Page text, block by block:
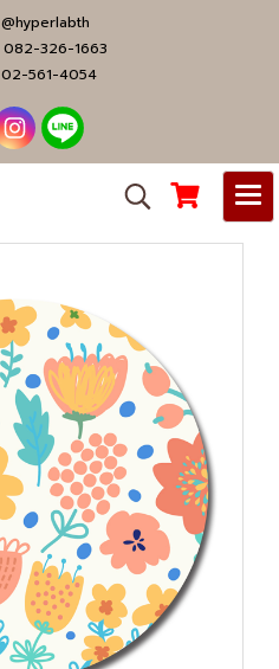
@hyperlabth
082-326-1663
02-561-4054